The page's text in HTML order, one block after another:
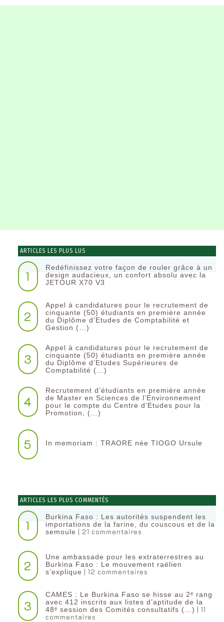
ARTICLES LES PLUS LUS
1
Redéfinissez votre façon de rouler grâce à un
design audacieux, un confort absolu avec la
JETOUR X70 V3
2
Appel à candidatures pour le recrutement de
cinquante (50) étudiants en première année
du Diplôme d’Etudes de Comptabilité et
Gestion (…)
3
Appel à candidatures pour le recrutement de
cinquante (50) étudiants en première année
du Diplôme d’Etudes Supérieures de
Comptabilité (…)
4
Recrutement d’étudiants en première année
de Master en Sciences de l’Environnement
pour le compte du Centre d’Etudes pour la
Promotion, (…)
5 In memoriam : TRAORE née TIOGO Ursule
ARTICLES LES PLUS COMMENTÉS
1
Burkina Faso : Les autorités suspendent les
importations de la farine, du couscous et de la
semoule | 21 commentaires
2
Une ambassade pour les extraterrestres au
Burkina Faso : Le mouvement raëlien
s’explique | 12 commentaires
3
CAMES : Le Burkina Faso se hisse au 2ᵉ rang
avec 412 inscrits aux listes d’aptitude de la
48ᵉ session des Comités consultatifs (…) | 11
commentaires